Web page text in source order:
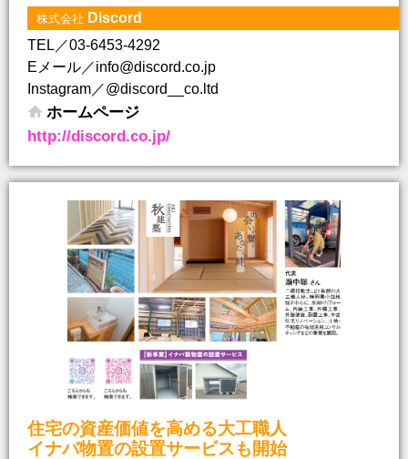
株式会社 Discord
TEL／03-6453-4292
Eメール／info@discord.co.jp
Instagram／@discord__co.ltd
ホームページ
http://discord.co.jp/
住宅の資産価値を高める大工職人
イナバ物置の設置サービスも開始